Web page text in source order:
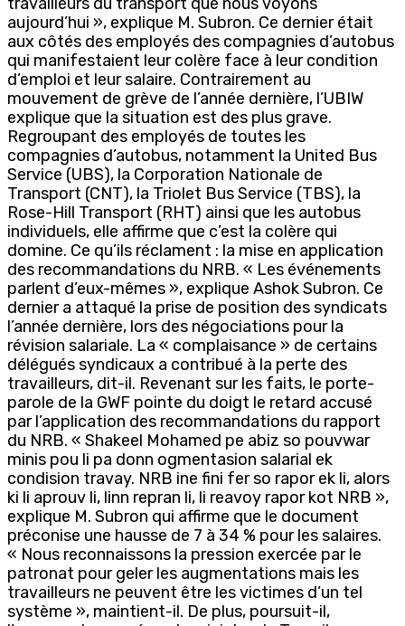
aujourd’hui », explique M. Subron. Ce dernier était
aux côtés des employés des compagnies d’autobus
qui manifestaient leur colère face à leur condition
d’emploi et leur salaire. Contrairement au
mouvement de grève de l’année dernière, l’UBIW
explique que la situation est des plus grave.
Regroupant des employés de toutes les
compagnies d’autobus, notamment la United Bus
Service (UBS), la Corporation Nationale de
Transport (CNT), la Triolet Bus Service (TBS), la
Rose-Hill Transport (RHT) ainsi que les autobus
individuels, elle affirme que c’est la colère qui
domine. Ce qu’ils réclament : la mise en application
des recommandations du NRB. « Les événements
parlent d’eux-mêmes », explique Ashok Subron. Ce
dernier a attaqué la prise de position des syndicats
l’année dernière, lors des négociations pour la
révision salariale. La « complaisance » de certains
délégués syndicaux a contribué à la perte des
travailleurs, dit-il. Revenant sur les faits, le porte-
parole de la GWF pointe du doigt le retard accusé
par l’application des recommandations du rapport
du NRB. « Shakeel Mohamed pe abiz so pouvwar
minis pou li pa donn ogmentasion salarial ek
condision travay. NRB ine fini fer so rapor ek li, alors
ki li aprouv li, linn repran li, li reavoy rapor kot NRB »,
explique M. Subron qui affirme que le document
préconise une hausse de 7 à 34 % pour les salaires.
« Nous reconnaissons la pression exercée par le
patronat pour geler les augmentations mais les
travailleurs ne peuvent être les victimes d’un tel
système », maintient-il. De plus, poursuit-il,